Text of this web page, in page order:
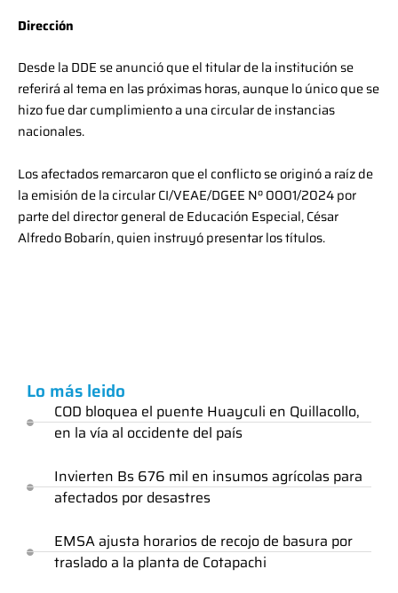
Dirección
Desde la DDE se anunció que el titular de la institución se
referirá al tema en las próximas horas, aunque lo único que se
hizo fue dar cumplimiento a una circular de instancias
nacionales.
Los afectados remarcaron que el conflicto se originó a raíz de
la emisión de la circular CI/VEAE/DGEE Nº 0001/2024 por
parte del director general de Educación Especial, César
Alfredo Bobarín, quien instruyó presentar los títulos.
Lo más leido
COD bloquea el puente Huayculi en Quillacollo,
en la vía al occidente del país
Invierten Bs 676 mil en insumos agrícolas para
afectados por desastres
EMSA ajusta horarios de recojo de basura por
traslado a la planta de Cotapachi